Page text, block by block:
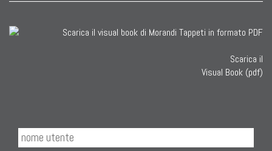
Scarica il
Visual Book (pdf)